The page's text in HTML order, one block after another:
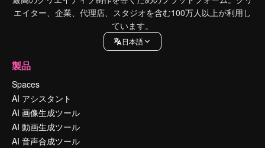
エイター、企業、代理店、スタジオを含む100万人以上が利用し
ています。
日本語
製品
Spaces
AI アシスタント
AI 画像生成ツール
AI 動画生成ツール
AI 音声合成ツール